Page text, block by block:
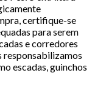
certifique-se
para serem
e corredores
responsabilizamos
escadas, guinchos